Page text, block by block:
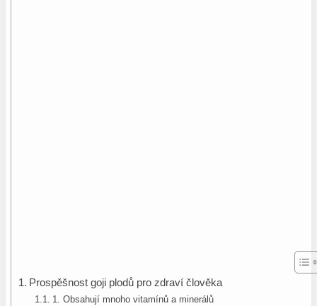
Prospěšnost goji plodů pro zdraví člověka
1. Obsahují mnoho vitamínů a minerálů